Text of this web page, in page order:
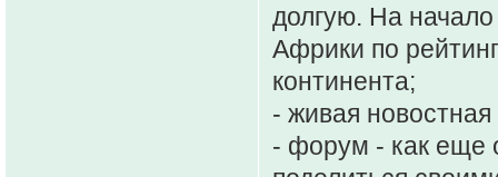
долгую. На
Африки по
континента;
- живая
- форум - как еще